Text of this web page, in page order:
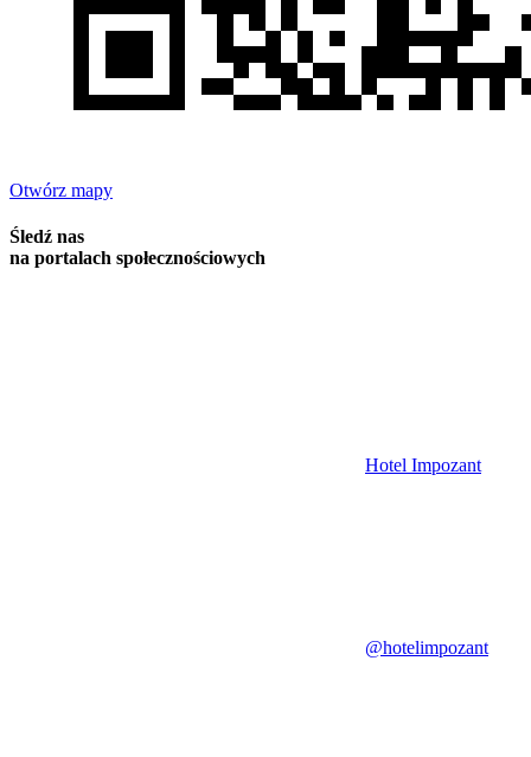
Otwórz mapy
Śledź nas
na portalach społecznościowych
Hotel Impozant
@hotelimpozant